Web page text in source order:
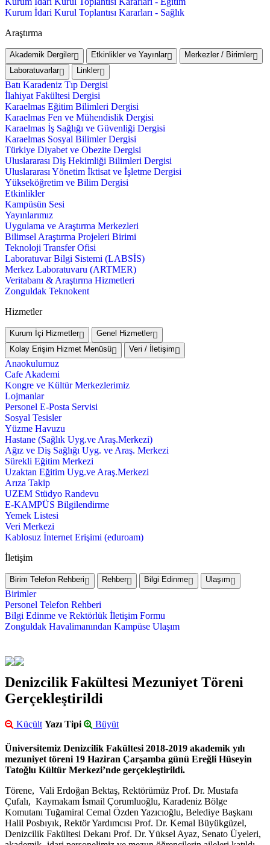
Kurum İdari Kurul Toplantısı Kararları - Sağlık
Araştırma
Akademik Dergiler Etkinlikler ve Yayınlar
Merkezler / Birimler
Laboratuvarlar
Linkler
Batı Karadeniz Tıp Dergisi
İlahiyat Fakültesi Dergisi
Karaelmas Eğitim Bilimleri Dergisi
Karaelmas Fen ve Mühendislik Dergisi
Karaelmas İş Sağlığı ve Güvenliği Dergisi
Karaelmas Sosyal Bilimler Dergisi
Türkiye Diyabet ve Obezite Dergisi
Uluslararası Diş Hekimliği Bilimleri Dergisi
Uluslararası Yönetim İktisat ve İşletme Dergisi
Yükseköğretim ve Bilim Dergisi
Etkinlikler
Kampüsün Sesi
Yayınlarımız
Uygulama ve Araştırma Merkezleri
Bilimsel Araştırma Projeleri Birimi
Teknoloji Transfer Ofisi
Laboratuvar Bilgi Sistemi (LABSİS)
Merkez Laboratuvaru (ARTMER)
Veritabanı & Araştırma Hizmetleri
Zonguldak Teknokent
Hizmetler
Kurum İçi Hizmetler
Genel Hizmetler
Kolay Erişim Hizmet Menüsü
Veri / İletişim
Anaokulumuz
Cafe Akademi
Kongre ve Kültür Merkezlerimiz
Lojmanlar
Personel E-Posta Servisi
Sosyal Tesisler
Yüzme Havuzu
Hastane (Sağlık Uyg.ve Araş.Merkezi)
Ağız ve Diş Sağlığı Uyg. ve Araş. Merkezi
Sürekli Eğitim Merkezi
Uzaktan Eğitim Uyg.ve Araş.Merkezi
Arıza Takip
UZEM Stüdyo Randevu
E-KAMPÜS Bilgilendirme
Yemek Listesi
Veri Merkezi
Kablosuz İnternet Erişimi (eduroam)
İletişim
Birim Telefon Rehberi Rehber Bilgi Edinme Ulaşım
Birimler
Personel Telefon Rehberi
Bilgi Edinme ve Rektörlük İletişim Formu
Zonguldak Havalimanından Kampüse Ulaşım
Denizcilik Fakültesi Mezuniyet Töreni
Gerçekleştirildi
Küçült Yazı Tipi Büyüt
Üniversitemiz Denizcilik Fakültesi 2018-2019 akademik yılı
mezuniyet töreni 19 Haziran Çarşamba günü Ereğli Hüseyin
Tatoğlu Kültür Merkezi’nde gerçekleştirildi.
Törene, Vali Erdoğan Bektaş, Rektörümüz Prof. Dr. Mustafa
Çufalı, Kaymakam İsmail Çorumluoğlu, Karadeniz Bölge
Komutanı Tuğamiral Cemal Özden Yazıcıoğlu, Belediye Başkanı
Halil Posbıyık, Rektör Yardımcısı Prof. Dr. Kemal Büyükgüzel,
Denizcilik Fakültesi Dekanı Prof. Dr. Yüksel Ayaz, Senato Üyeleri,